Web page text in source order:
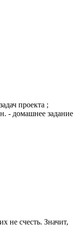
проекта ;
- домашнее задание
не счесть. Значит,